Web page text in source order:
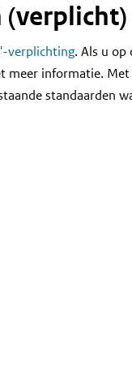
(verplicht)
verplichting. Als u op
meer informatie. Met
standaarden